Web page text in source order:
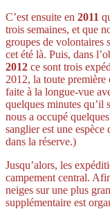
C’est ensuite en 2011
trois semaines, et que
groupes de volontaires
cet été là. Puis, dans
2012 ce sont trois
2012, la toute première
faite à la longue-vue
quelques minutes qu’il
nous a occupé
sanglier est une espèce
dans la réserve.)
Jusqu’alors, les
campement central.
neiges sur une plus
supplémentaire est